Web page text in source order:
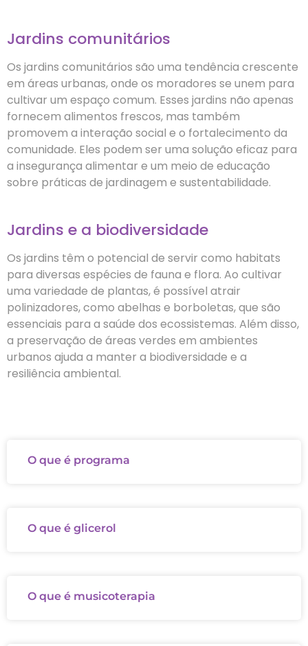
Jardins comunitários
Os jardins comunitários são uma tendência crescente
em áreas urbanas, onde os moradores se unem para
cultivar um espaço comum. Esses jardins não apenas
fornecem alimentos frescos, mas também
promovem a interação social e o fortalecimento da
comunidade. Eles podem ser uma solução eficaz para
a insegurança alimentar e um meio de educação
sobre práticas de jardinagem e sustentabilidade.
Jardins e a biodiversidade
Os jardins têm o potencial de servir como habitats
para diversas espécies de fauna e flora. Ao cultivar
uma variedade de plantas, é possível atrair
polinizadores, como abelhas e borboletas, que são
essenciais para a saúde dos ecossistemas. Além disso,
a preservação de áreas verdes em ambientes
urbanos ajuda a manter a biodiversidade e a
resiliência ambiental.
O que é programa
O que é glicerol
O que é musicoterapia